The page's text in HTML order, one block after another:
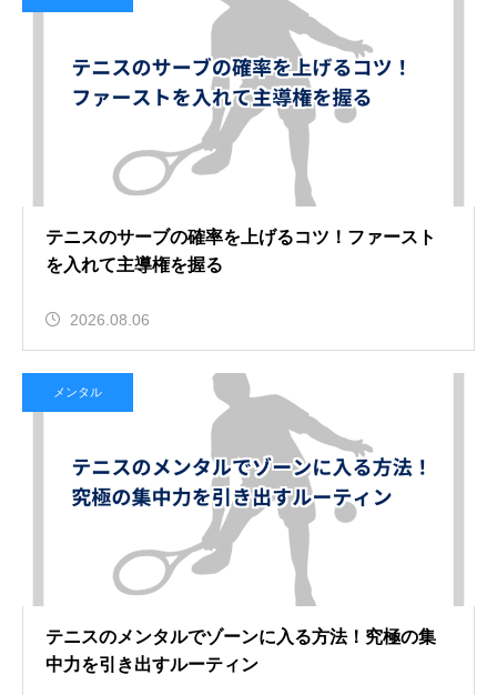
テニスのサーブの確率を上げるコツ！ファースト
を入れて主導権を握る
2026.08.06
メンタル
テニスのメンタルでゾーンに入る方法！究極の集
中力を引き出すルーティン